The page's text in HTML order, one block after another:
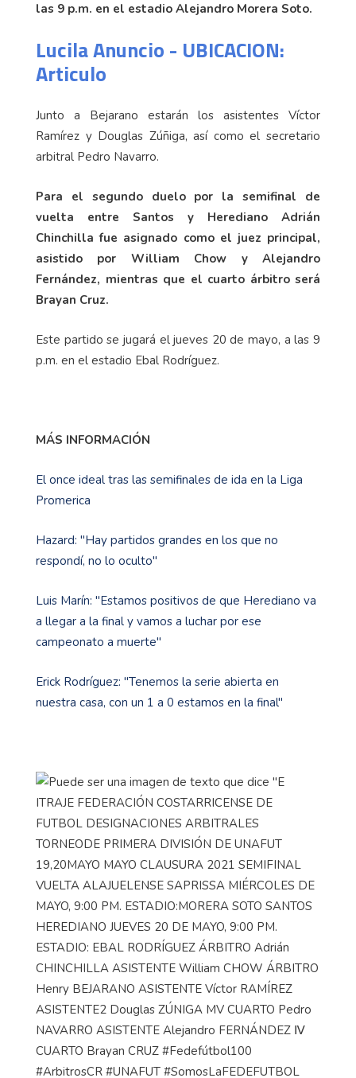
las 9 p.m. en el estadio Alejandro Morera Soto.
Lucila Anuncio - UBICACION:
Articulo
Junto a Bejarano estarán los asistentes Víctor
Ramírez y Douglas Zúñiga, así como el secretario
arbitral Pedro Navarro.
Para el segundo duelo por la semifinal de
vuelta entre Santos y Herediano Adrián
Chinchilla fue asignado como el juez principal,
asistido por William Chow y Alejandro
Fernández, mientras que el cuarto árbitro será
Brayan Cruz.
Este partido se jugará el jueves 20 de mayo, a las 9
p.m. en el estadio Ebal Rodríguez.
MÁS INFORMACIÓN
El once ideal tras las semifinales de ida en la Liga
Promerica
Hazard: "Hay partidos grandes en los que no
respondí, no lo oculto"
Luis Marín: "Estamos positivos de que Herediano va
a llegar a la final y vamos a luchar por ese
campeonato a muerte"
Erick Rodríguez: "Tenemos la serie abierta en
nuestra casa, con un 1 a 0 estamos en la final"